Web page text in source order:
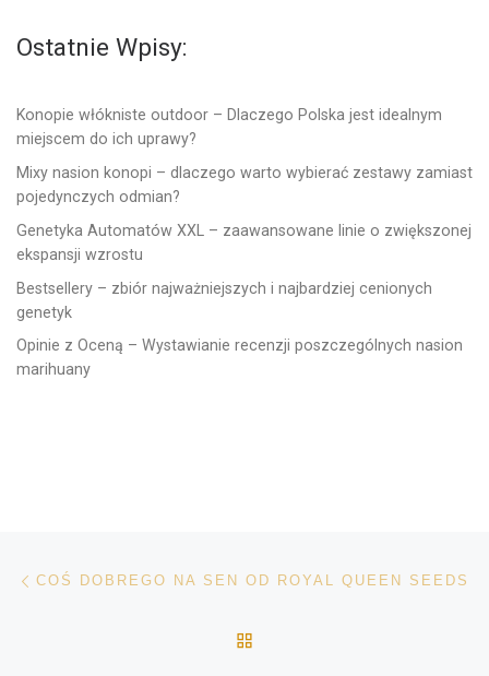
Ostatnie Wpisy:
Konopie włókniste outdoor – Dlaczego Polska jest idealnym
miejscem do ich uprawy?
Mixy nasion konopi – dlaczego warto wybierać zestawy zamiast
pojedynczych odmian?
Genetyka Automatów XXL – zaawansowane linie o zwiększonej
ekspansji wzrostu
Bestsellery – zbiór najważniejszych i najbardziej cenionych
genetyk
Opinie z Oceną – Wystawianie recenzji poszczególnych nasion
marihuany
Nawigacja wpisu
COŚ DOBREGO NA SEN OD ROYAL QUEEN SEEDS